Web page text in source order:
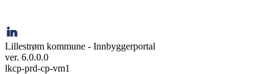
Lillestrøm kommune - Innbyggerportal
ver. 6.0.0.0
lkcp-prd-cp-vm1